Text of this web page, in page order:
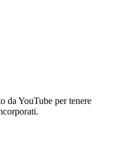
da YouTube per tenere